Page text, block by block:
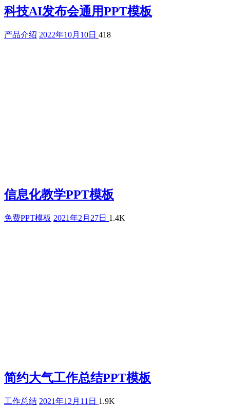
科技AI发布会通用PPT模板
产品介绍 2022年10月10日 418
信息化教学PPT模板
免费PPT模板 2021年2月27日 1.4K
简约大气工作总结PPT模板
工作总结 2021年12月11日 1.9K